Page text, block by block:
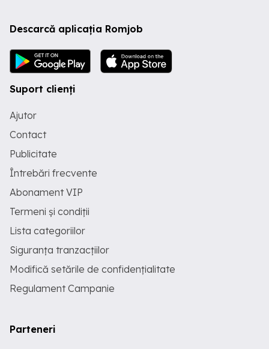
Descarcă aplicația Romjob
Suport clienți
Ajutor
Contact
Publicitate
Întrebări frecvente
Abonament VIP
Termeni și condiții
Lista categoriilor
Siguranța tranzacțiilor
Modifică setările de confidențialitate
Regulament Campanie
Parteneri